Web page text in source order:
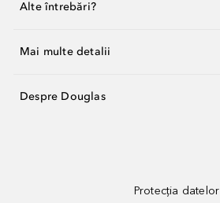
Alte întrebări?
Mai multe detalii
Despre Douglas
Protecția datelor